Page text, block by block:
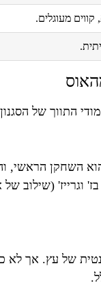
מעוגלים.
התווך של
השחקן הראשי,
בז' וגרייז'
של עץ. אך